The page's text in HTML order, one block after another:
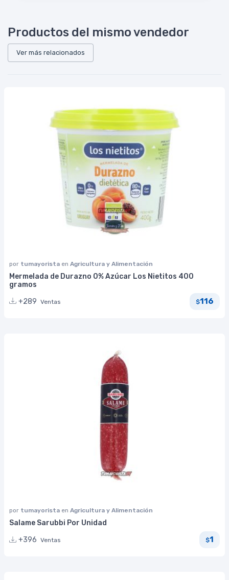
Productos del mismo vendedor
Ver más relacionados
por tumayorista en Agricultura y Alimentación
Mermelada de Durazno 0% Azúcar Los Nietitos 400
gramos
+289 Ventas $116
por tumayorista en Agricultura y Alimentación
Salame Sarubbi Por Unidad
+396 Ventas $1